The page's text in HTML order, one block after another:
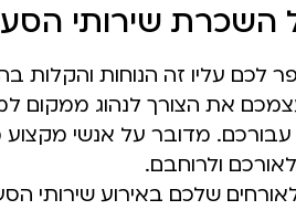
השכרת שירותי
לכם עליו זה הנוחות והקלות
את הצורך לנהוג ממקום
מדובר על אנשי
ולרוחבם.
שלכם באירוע שירותי